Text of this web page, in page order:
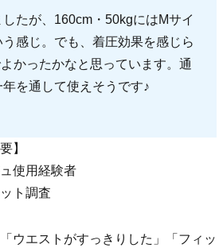
たが、160cm・50kgにはMサイ
感じ。でも、着圧効果を感じら
かったかなと思っています。通
を通して使えそうです♪
】
使用経験者
ト調査
ウエストがすっきりした」「フィッ